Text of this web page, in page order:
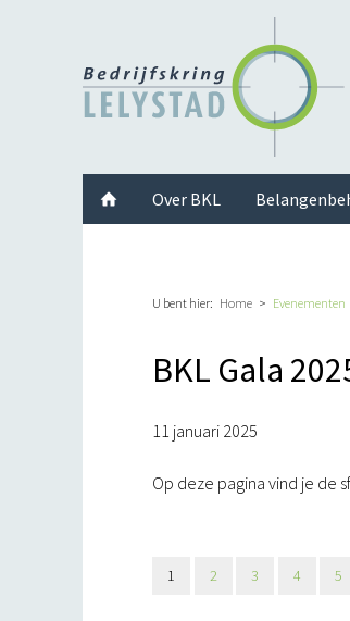
Twitter InstagramLinkedInYoutube
U bent hier: Home Evenementen
BKL Gala
11 januari 2025
Op deze pagina vind je de
1 2 3 4 5
Over BKL